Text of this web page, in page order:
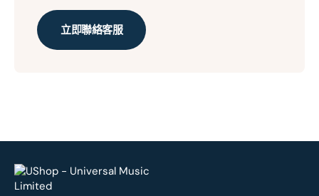
立即聯絡客服